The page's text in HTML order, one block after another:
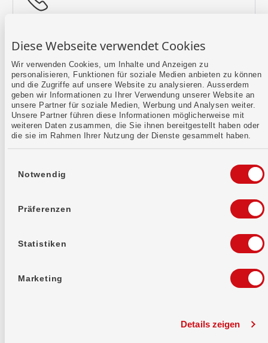
Diese Webseite verwendet Cookies
Wir verwenden Cookies, um Inhalte und Anzeigen zu
personalisieren, Funktionen für soziale Medien anbieten zu können
und die Zugriffe auf unsere Website zu analysieren. Ausserdem
geben wir Informationen zu Ihrer Verwendung unserer Website an
unsere Partner für soziale Medien, Werbung und Analysen weiter.
Unsere Partner führen diese Informationen möglicherweise mit
weiteren Daten zusammen, die Sie ihnen bereitgestellt haben oder
die sie im Rahmen Ihrer Nutzung der Dienste gesammelt haben.
Notwendig
Präferenzen
Statistiken
Marketing
Details zeigen
Mehr erfahren
Kontaktformular